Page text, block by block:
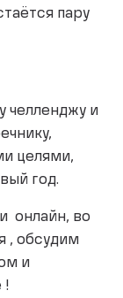
пару
челленджу и
целями,
год.
онлайн, во
, обсудим
и
!